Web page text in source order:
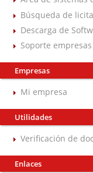
Búsqueda de
Descarga de
Soporte
Empresas
Mi empresa
Utilidades
Verificación de
Enlaces